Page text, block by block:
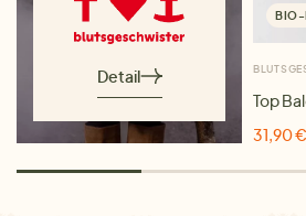
Detail
BIO-
Top
31,90 €